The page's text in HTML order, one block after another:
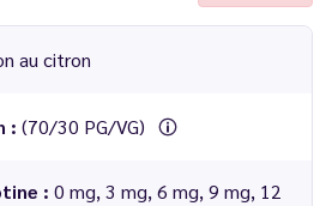
au citron
: (70/30 PG/VG)
: 0 mg, 3 mg, 6 mg, 9 mg, 12